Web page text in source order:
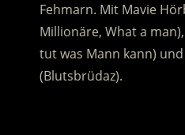
Fehmarn. Mit Mavie
Millionäre, What a
tut was Mann kann)
(Blutsbrüdaz).